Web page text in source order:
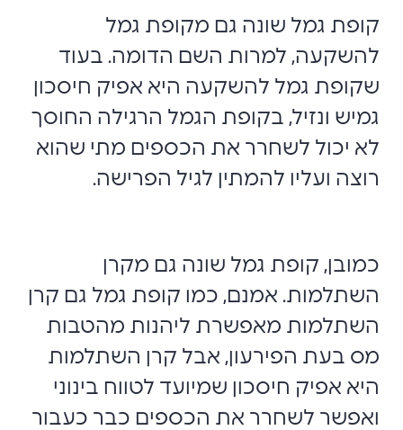
קופת גמל שונה גם מקופת גמל
להשקעה, למרות השם הדומה. בעוד
שקופת גמל להשקעה היא אפיק חיסכון
גמיש ונזיל, בקופת הגמל הרגילה החוסך
לא יכול לשחרר את הכספים מתי שהוא
רוצה ועליו להמתין לגיל הפרישה.
כמובן, קופת גמל שונה גם מקרן
השתלמות. אמנם, כמו קופת גמל גם קרן
השתלמות מאפשרת ליהנות מהטבות
מס בעת הפירעון, אבל קרן השתלמות
היא אפיק חיסכון שמיועד לטווח בינוני
ואפשר לשחרר את הכספים כבר כעבור